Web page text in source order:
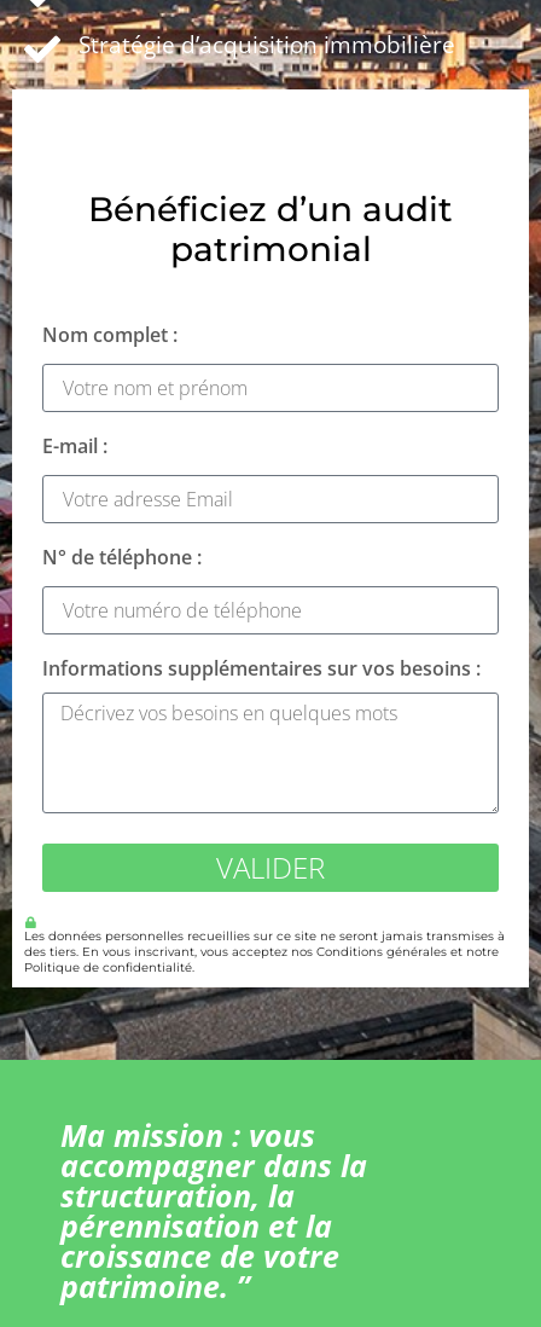
Stratégie d’acquisition immobilière
Bénéficiez d’un audit
patrimonial
Nom complet :
E-mail :
N° de téléphone :
Informations supplémentaires sur vos besoins :
VALIDER
Les données personnelles recueillies sur ce site ne seront jamais transmises à
des tiers. En vous inscrivant, vous acceptez nos Conditions générales et notre
Politique de confidentialité.
Ma mission : vous
accompagner dans la
structuration, la
pérennisation et la
croissance de votre
patrimoine. ”